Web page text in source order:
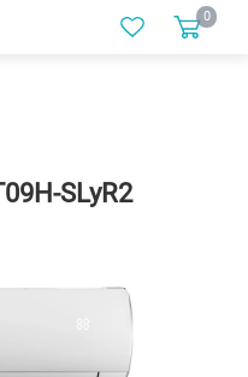
0
SLyR2